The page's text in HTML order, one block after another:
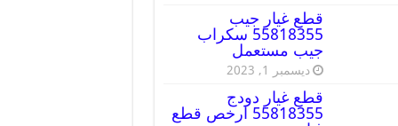
قطع غيار جيب
55818355 سكراب
جيب مستعمل
ديسمبر 1, 2023
قطع غيار دودج
55818355 ارخص قطع